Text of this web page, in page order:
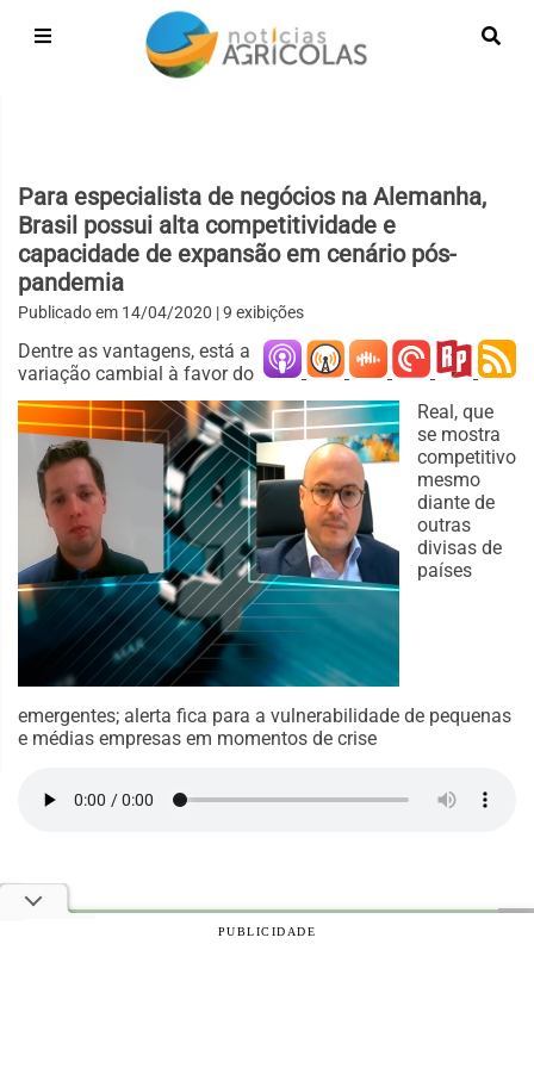
Para especialista de negócios na Alemanha,
Brasil possui alta competitividade e
capacidade de expansão em cenário pós-
pandemia
Publicado em 14/04/2020 | 9 exibições
Dentre as vantagens, está a
variação cambial à favor do
Real, que
se mostra
competitivo
mesmo
diante de
outras
divisas de
países
emergentes; alerta fica para a vulnerabilidade de pequenas
e médias empresas em momentos de crise
© 2026 Notícias Agrícolas. Todos os direitos reservados.
PUBLICIDADE